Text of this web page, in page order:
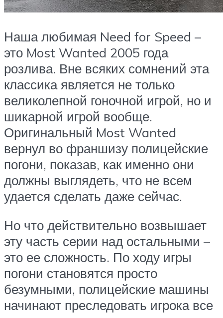
Наша любимая Need for Speed –
это Most Wanted 2005 года
розлива. Вне всяких сомнений эта
классика является не только
великолепной гоночной игрой, но и
шикарной игрой вообще.
Оригинальный Most Wanted
вернул во франшизу полицейские
погони, показав, как именно они
должны выглядеть, что не всем
удается сделать даже сейчас.
Но что действительно возвышает
эту часть серии над остальными –
это ее сложность. По ходу игры
погони становятся просто
безумными, полицейские машины
начинают преследовать игрока все